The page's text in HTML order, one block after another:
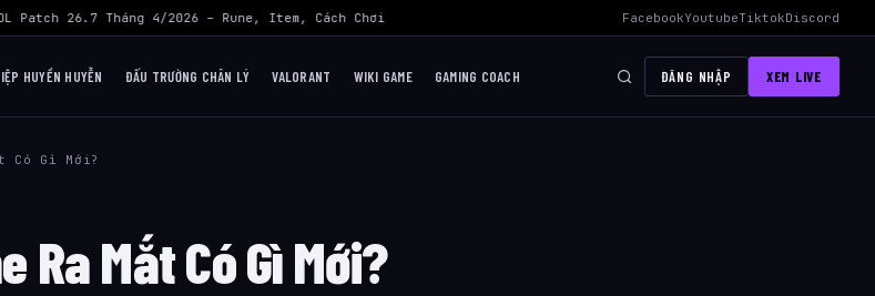
Patch 26.7 Tháng 4/2026 – Rune, Item, Cách Chơi Mid Hiệu Quả Nhất AWC 2026 Liên Quân Mobile – Lịch Thi Đấu,
FacebookYoutubeTiktokDiscord
HUYỀN HUYỄN ĐẤU TRƯỜNG CHÂN LÝ VALORANT WIKI GAME GAMING COACH ĐĂNG NHẬP XEM LIVE
Có Gì Mới?
Mắt Có Gì Mới?